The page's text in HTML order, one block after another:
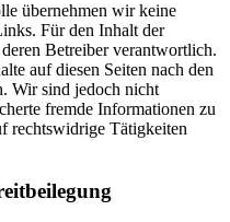
übernehmen wir keine
Für den Inhalt der
Betreiber verantwortlich.
auf diesen Seiten nach den
Wir sind jedoch nicht
fremde Informationen zu
rechtswidrige Tätigkeiten